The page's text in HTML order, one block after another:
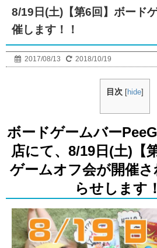
8/19日(土)【第6回】ボード
催します！！
2017/08/13 2018/10/19
目次 [hide]
ボードゲームバー
店にて、8/19日(土)【
ゲームオフ会が開催
らせします